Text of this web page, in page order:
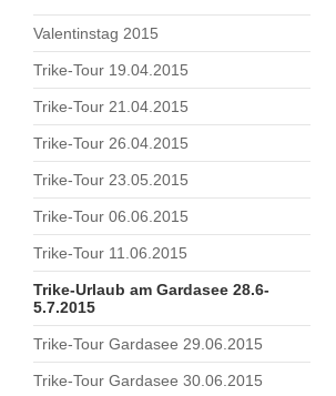
Valentinstag 2015
Trike-Tour 19.04.2015
Trike-Tour 21.04.2015
Trike-Tour 26.04.2015
Trike-Tour 23.05.2015
Trike-Tour 06.06.2015
Trike-Tour 11.06.2015
Trike-Urlaub am Gardasee 28.6-
5.7.2015
Trike-Tour Gardasee 29.06.2015
Trike-Tour Gardasee 30.06.2015